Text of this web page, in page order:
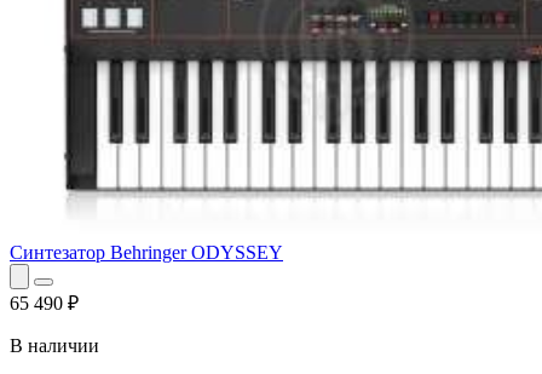
Синтезатор Behringer ODYSSEY
65 490 ₽
В наличии